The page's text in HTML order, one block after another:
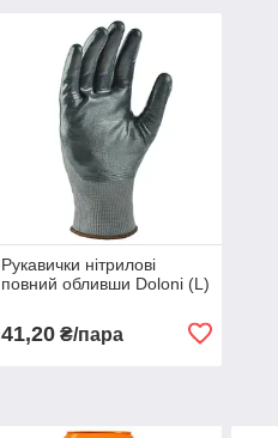
Рукавички нітрилові
повний обливши Doloni (L)
41,20₴/пара